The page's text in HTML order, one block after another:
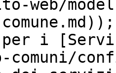
web/
i
comuni/